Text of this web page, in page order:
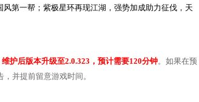
第一帮；紫极星环再现江湖，强势加成助力征伐，天
护后版本升级至2.0.323 ，预计需要120分钟。如果在预
并提前留意游戏时间。